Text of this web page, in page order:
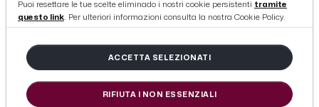
Mauna Kea Edizioni di San
Benedetto al Salone del Libro di
Torino con la storia dei Nativi
Americani
Puoi resettare le tue scelte eliminado i nostri cookie persistenti tramite
questo link. Per ulteriori informazioni consulta la nostra Cookie Policy.
ACCETTA SELEZIONATI
RIFIUTA I NON ESSENZIALI